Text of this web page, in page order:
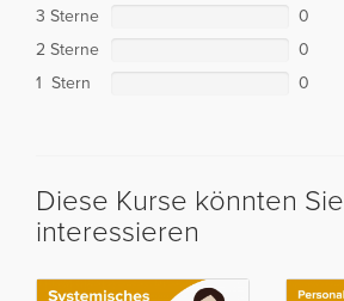
3 Sterne
0
2 Sterne
0
1 Stern
0
Diese Kurse könnten Sie
interessieren